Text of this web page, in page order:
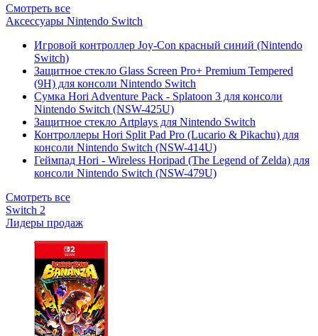
Смотреть все
Аксессуары Nintendo Switch
Игровой контроллер Joy-Con красный синий (Nintendo
Switch)
Защитное стекло Glass Screen Pro+ Premium Tempered
(9H) для консоли Nintendo Switch
Сумка Hori Adventure Pack - Splatoon 3 для консоли
Nintendo Switch (NSW-425U)
Защитное стекло Artplays для Nintendo Switch
Контроллеры Hori Split Pad Pro (Lucario & Pikachu) для
консоли Nintendo Switch (NSW-414U)
Геймпад Hori - Wireless Horipad (The Legend of Zelda) для
консоли Nintendo Switch (NSW-479U)
Смотреть все
Switch 2
Лидеры продаж